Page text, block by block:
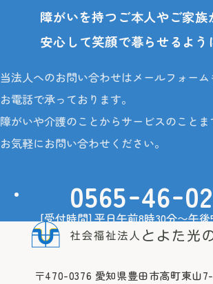
障がいを持つご本人やご家族
安心して笑顔で暮らせるよう
当法人へのお問い合わせはメールフォーム
お電話で承っております。
障がいや介護のことからサービスのことま
お気軽にお問い合わせください。
0565-46-
[受付時間] 平日午前8時30分〜午後
ご相談・お問い合わせ
〒470-0376 愛知県豊田市高町東山